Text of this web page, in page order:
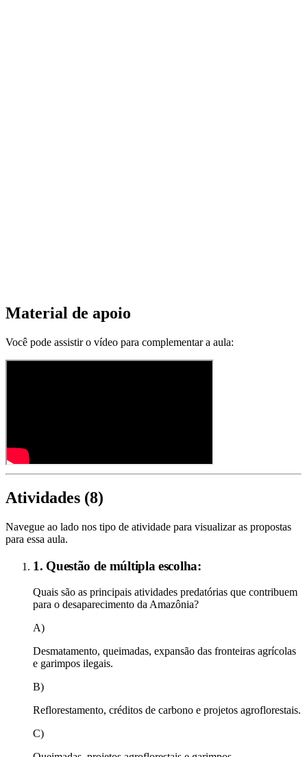
Material de apoio
Você pode assistir o vídeo para complementar a aula:
Atividades (8)
Navegue ao lado nos tipo de atividade para visualizar as propostas
para essa aula.
1. Questão de múltipla escolha:
Quais são as principais atividades predatórias que contribuem
para o desaparecimento da Amazônia?
A)
Desmatamento, queimadas, expansão das fronteiras agrícolas
e garimpos ilegais.
B)
Reflorestamento, créditos de carbono e projetos agroflorestais.
C)